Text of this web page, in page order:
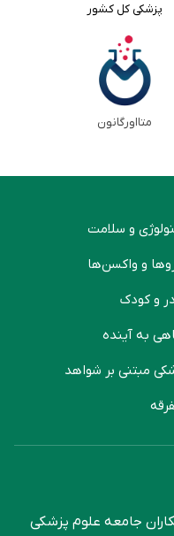
پزشکی کل کشور
متااورگانون
و سلامت
و واکسن‌ها
و کودک
به آینده
مبتنی بر شواهد
جامعه علوم ‌پزشکی